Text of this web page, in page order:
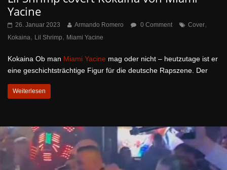
Yacine
26. Januar 2023 Armando Romero 0 Comment Cover,
Kokaina, Lil Shrimp, Miami Yacine
Kokaina Ob man Miami Yacine mag oder nicht – heutzutage ist er
eine geschichtsträchtige Figur für die deutsche Rapszene. Der
Weiterlesen